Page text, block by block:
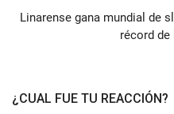
Linarense gana mundial de
récord
¿CUAL FUE TU REACCIÓN?